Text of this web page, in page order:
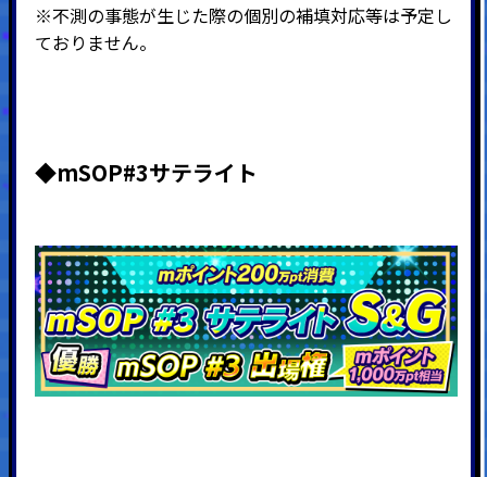
※不測の事態が生じた際の個別の補填対応等は予定し
ておりません。
◆mSOP#3サテライト